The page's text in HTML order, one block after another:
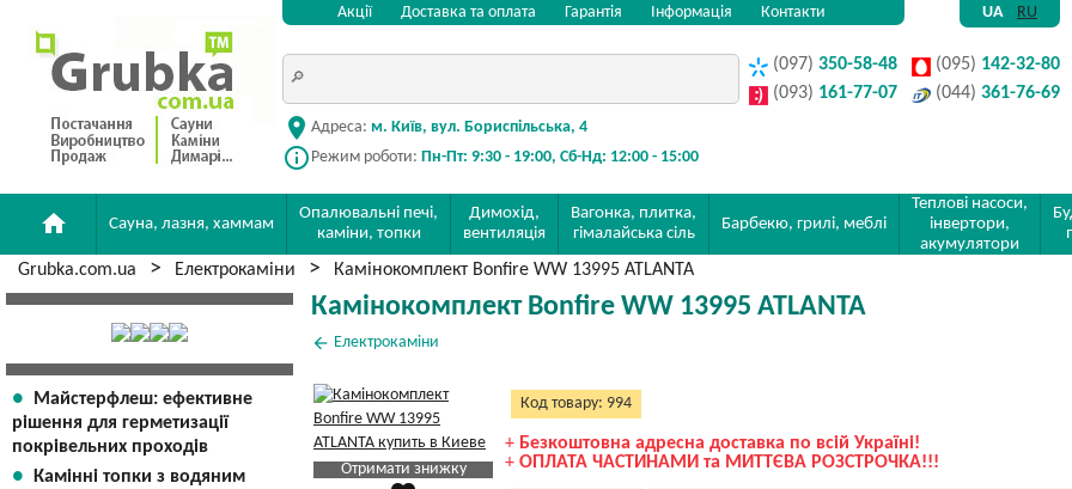
Акції Доставка та оплата Гарантія Інформація Контакти UA RU
location_on Адреса: м. Київ, вул. Бориспільська, 4
info_outline Режим роботи: Пн-Пт: 9:30 - 19:00, Сб-Нд: 12:00 - 15:00
(097) 350-58-48 (095) 142-32-80
(093) 161-77-07 (044) 361-76-69
home Сауна, лазня, хаммам
Опалювальні печі,
каміни, топки
Димохід,
вентиляція
Вагонка, плитка,
гімалайська сіль
Барбекю, грилі, меблі
Теплові насоси,
інвертори,
акумулятори
Grubka.com.ua Електрокаміни Камінокомплект Bonfire WW 13995 ATLANTA
Майстерфлеш: ефективне
рішення для герметизації
покрівельних проходів
Камінні топки з водяним
Камінокомплект Bonfire WW 13995 ATLANTA
arrow_back Електрокаміни
Отримати знижку
Код товару: 994
+ Безкоштовна адресна доставка по всій Україні!
+ ОПЛАТА ЧАСТИНАМИ та МИТТЄВА РОЗСТРОЧКА!!!